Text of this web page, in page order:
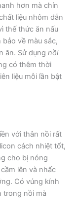
hơn mà chín
liệu nhôm dẫn
thế thức ăn nấu
về màu sắc,
ăn. Sử dụng nồi
có thêm thời
liệu mỗi lần bật
với thân nồi rất
cách nhiệt tốt,
cho bị nóng
lên và nhấc
Có vúng kính
trong nồi mà